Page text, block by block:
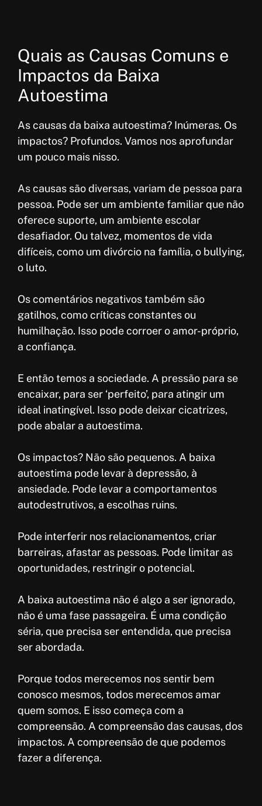
Quais as Causas Comuns e
Impactos da Baixa
Autoestima
As causas da baixa autoestima? Inúmeras. Os
impactos? Profundos. Vamos nos aprofundar
um pouco mais nisso.
As causas são diversas, variam de pessoa para
pessoa. Pode ser um ambiente familiar que não
oferece suporte, um ambiente escolar
desafiador. Ou talvez, momentos de vida
difíceis, como um divórcio na família, o bullying,
o luto.
Os comentários negativos também são
gatilhos, como críticas constantes ou
humilhação. Isso pode corroer o amor-próprio,
a confiança.
E então temos a sociedade. A pressão para se
encaixar, para ser ‘perfeito’, para atingir um
ideal inatingível. Isso pode deixar cicatrizes,
pode abalar a autoestima.
Os impactos? Não são pequenos. A baixa
autoestima pode levar à depressão, à
ansiedade. Pode levar a comportamentos
autodestrutivos, a escolhas ruins.
Pode interferir nos relacionamentos, criar
barreiras, afastar as pessoas. Pode limitar as
oportunidades, restringir o potencial.
A baixa autoestima não é algo a ser ignorado,
não é uma fase passageira. É uma condição
séria, que precisa ser entendida, que precisa
ser abordada.
Porque todos merecemos nos sentir bem
conosco mesmos, todos merecemos amar
quem somos. E isso começa com a
compreensão. A compreensão das causas, dos
impactos. A compreensão de que podemos
fazer a diferença.